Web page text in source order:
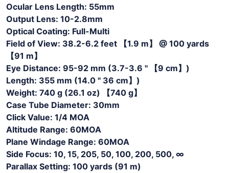
Ocular Lens Length: 55mm
Output Lens: 10-2.8mm
Optical Coating: Full-Multi
Field of View: 38.2-6.2 feet 【1.9 m】 @ 100 yards
【91 m】
Eye Distance: 95-92 mm (3.7-3.6 '' 【9 cm】)
Length: 355 mm (14.0 '' 36 cm】)
Weight: 740 g (26.1 oz) 【740 g】
Case Tube Diameter: 30mm
Click Value: 1/4 MOA
Altitude Range: 60MOA
Plane Windage Range: 60MOA
Side Focus: 10, 15, 205, 50, 100, 200, 500, ∞
Parallax Setting: 100 yards (91 m)